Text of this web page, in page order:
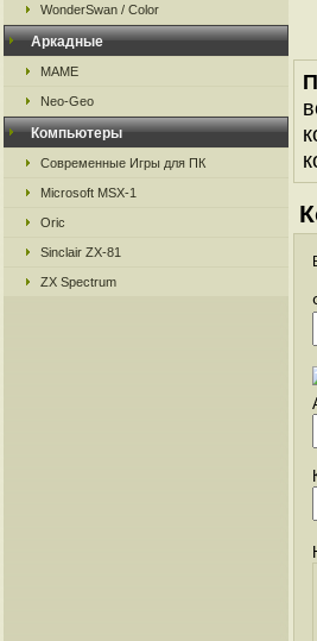
WonderSwan / Color
Аркадные
MAME
Neo-Geo
Компьютеры
Современные Игры для ПК
Microsoft MSX-1
Oric
Sinclair ZX-81
ZX Spectrum